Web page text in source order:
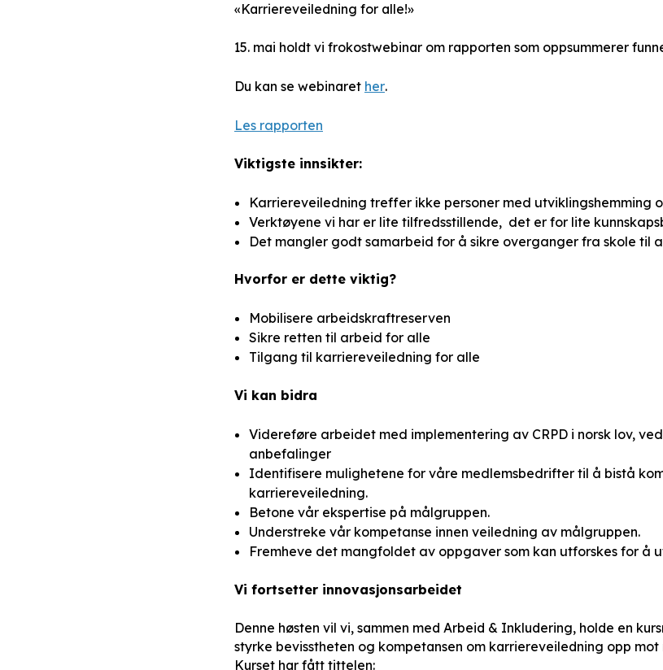
«Karriereveiledning for alle!»
15. mai holdt vi frokostwebinar om rapporten som oppsummerer
Du kan se webinaret her.
Les rapporten
Viktigste innsikter:
Karriereveiledning treffer ikke personer med utviklingshemming
Verktøyene vi har er lite tilfredsstillende, det er for lite
Det mangler godt samarbeid for å sikre overganger fra skole til
Hvorfor er dette viktig?
Mobilisere arbeidskraftreserven
Sikre retten til arbeid for alle
Tilgang til karriereveiledning for alle
Vi kan bidra
Videreføre arbeidet med implementering av CRPD i norsk lov,
anbefalinger
Identifisere mulighetene for våre medlemsbedrifter til å bistå
karriereveiledning.
Betone vår ekspertise på målgruppen.
Understreke vår kompetanse innen veiledning av målgruppen.
Fremheve det mangfoldet av oppgaver som kan utforskes for å
Vi fortsetter innovasjonsarbeidet
Denne høsten vil vi, sammen med Arbeid & Inkludering, holde en
styrke bevisstheten og kompetansen om karriereveiledning opp mot
Kurset har fått tittelen: